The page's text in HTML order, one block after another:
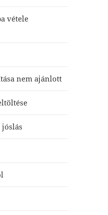
vétele
nem ajánlott